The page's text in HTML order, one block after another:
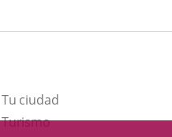
Tu ciudad
TurismoThis